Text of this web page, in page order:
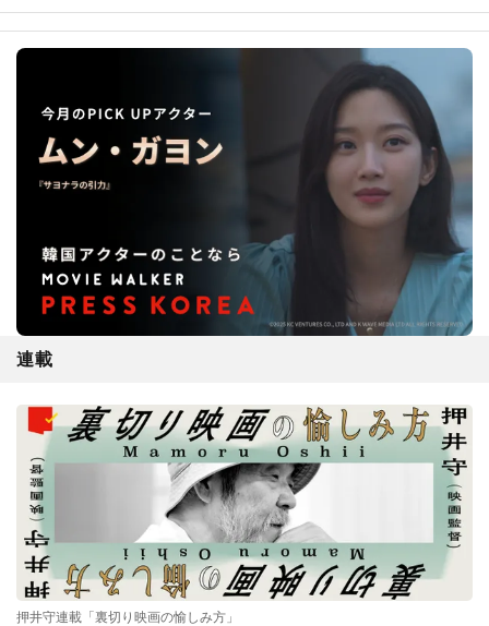
連載
押井守連載「裏切り映画の愉しみ方」